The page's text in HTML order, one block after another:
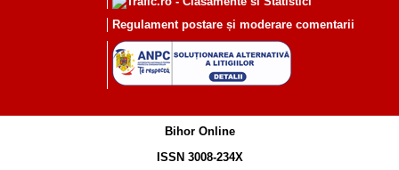
Regulament postare și moderare comentarii
Bihor Online
ISSN 3008-234X